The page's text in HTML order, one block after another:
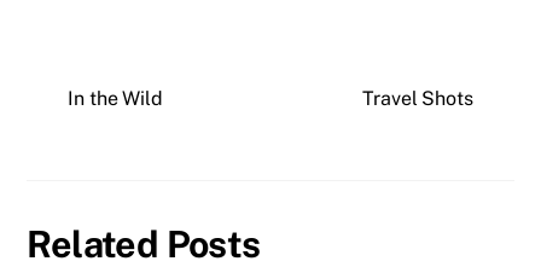
In the Wild Travel Shots
Related Posts